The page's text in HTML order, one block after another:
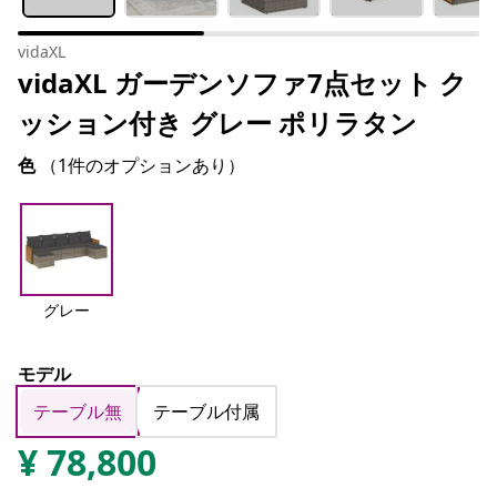
vidaXL
vidaXL ガーデンソファ7点セット ク
ッション付き グレー ポリラタン
色 （1件のオプションあり）
グレー
モデル
テーブル無
テーブル付属
¥78,800